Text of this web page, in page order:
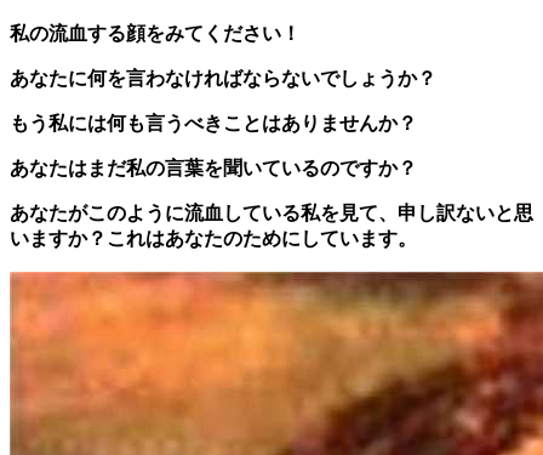
私の流血する顔をみてください！
あなたに何を言わなければならないでしょうか？
もう私には何も言うべきことはありませんか？
あなたはまだ私の言葉を聞いているのですか？
あなたがこのように流血している私を見て、申し訳ないと思
いますか？これはあなたのためにしています。